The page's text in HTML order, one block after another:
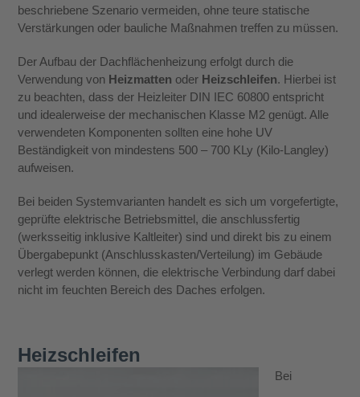
beschriebene Szenario vermeiden, ohne teure statische
Verstärkungen oder bauliche Maßnahmen treffen zu müssen.
Der Aufbau der Dachflächenheizung erfolgt durch die
Verwendung von Heizmatten oder Heizschleifen. Hierbei ist
zu beachten, dass der Heizleiter DIN IEC 60800 entspricht
und idealerweise der mechanischen Klasse M2 genügt. Alle
verwendeten Komponenten sollten eine hohe UV
Beständigkeit von mindestens 500 – 700 KLy (Kilo-Langley)
aufweisen.
Bei beiden Systemvarianten handelt es sich um vorgefertigte,
geprüfte elektrische Betriebsmittel, die anschlussfertig
(werksseitig inklusive Kaltleiter) sind und direkt bis zu einem
Übergabepunkt (Anschlusskasten/Verteilung) im Gebäude
verlegt werden können, die elektrische Verbindung darf dabei
nicht im feuchten Bereich des Daches erfolgen.
Heizschleifen
Bei